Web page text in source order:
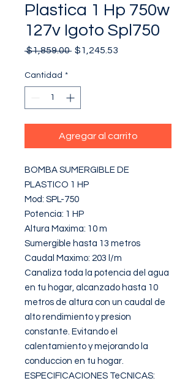
Plastica 1 Hp 750w
127v Igoto Spl750
$1,859.00 Precio
$1,245.53
Cantidad *
Agregar al carrito
BOMBA SUMERGIBLE DE
PLASTICO 1 HP
Mod: SPL-750
Potencia: 1 HP
Altura Maxima: 10 m
Sumergible hasta 13 metros
Caudal Maximo: 203 l/m
Canaliza toda la potencia del agua
en tu hogar, alcanzado hasta 10
metros de altura con un caudal de
alto rendimiento y presion
constante. Evitando el
calentamiento y mejorando la
conduccion en tu hogar.
ESPECIFICACIONES TeCNICAS: